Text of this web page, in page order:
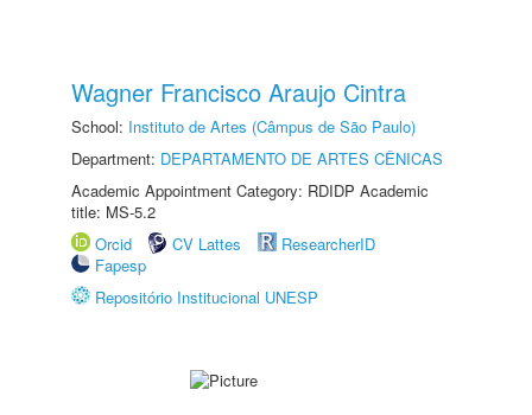
Wagner Francisco Araujo Cintra
School: Instituto de Artes (Câmpus de São Paulo)
Department: DEPARTAMENTO DE ARTES CÊNICAS
Academic Appointment Category: RDIDP Academic
title: MS-5.2
Orcid
CV Lattes
ResearcherID
Fapesp
Repositório Institucional UNESP